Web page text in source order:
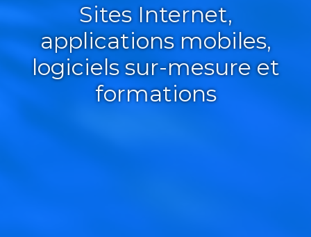
Sites Internet,
applications mobiles,
logiciels sur-mesure et
formations